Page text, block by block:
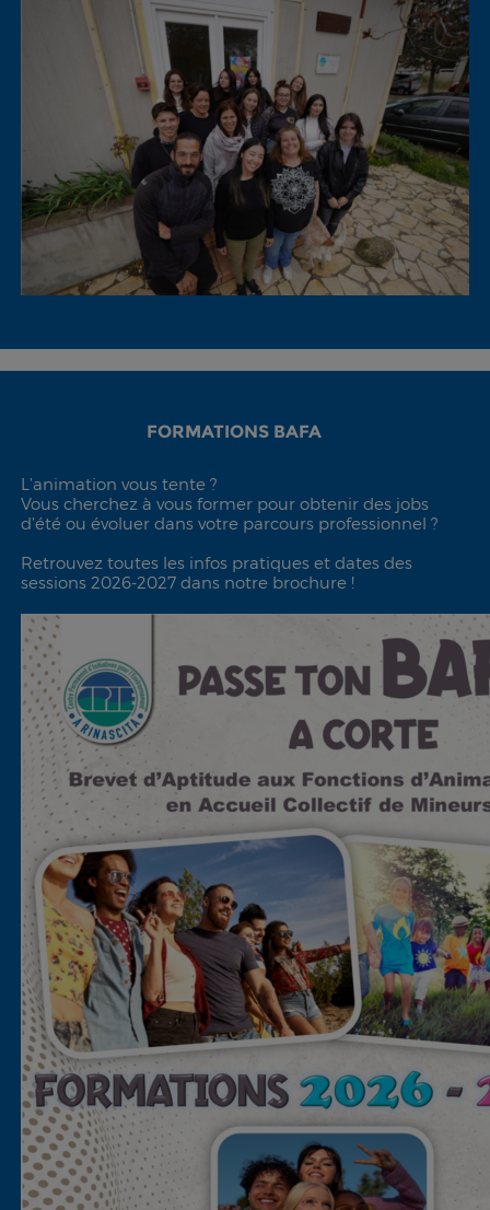
FORMATIONS BAFA
L’animation vous tente ?
Vous cherchez à vous former pour obtenir des jobs
d’été ou évoluer dans votre parcours professionnel ?
Retrouvez toutes les infos pratiques et dates des
sessions 2026-2027 dans notre brochure !